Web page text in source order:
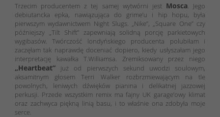
Trzecim producentem z tej samej wytwórni jest Mosca. Jego
debiutancka epka, nawiązująca do grime’u i hip hopu, była
pierwszym wydawnictwem Night Slugs. „Nike”, „Square One” czy
późniejszy „Tilt Shift” zapewniają solidną porcję parkietowych
wygibasów. Twórczość londyńskiego producenta polubiłam i
zaczęłam tak naprawdę doceniać dopiero, kiedy usłyszałam jego
interpretację kawałka T.Williamsa. Zremiksowany przez niego
„Heartbeat” już od pierwszych sekund uwodzi soulowym,
aksamitnym głosem Terri Walker rozbrzmiewającym na tle
powolnych, leniwych dźwięków pianina i delikatnej jazzowej
perkusji. Przede wszystkim remix ma fajny UK garage’owy klimat
oraz zachwyca piękną linią basu, i to właśnie ona zdobyła moje
serce.